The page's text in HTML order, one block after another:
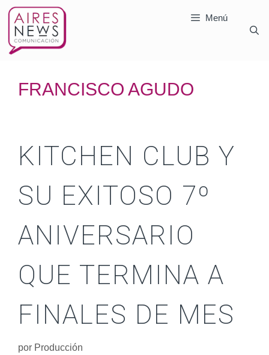
Menú
FRANCISCO AGUDO
KITCHEN CLUB Y
SU EXITOSO 7º
ANIVERSARIO
QUE TERMINA A
FINALES DE MES
por Producción